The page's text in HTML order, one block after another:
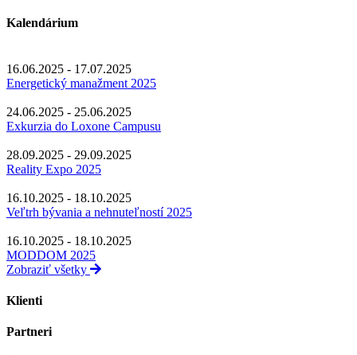
Kalendárium
16.06.2025 - 17.07.2025
Energetický manažment 2025
24.06.2025 - 25.06.2025
Exkurzia do Loxone Campusu
28.09.2025 - 29.09.2025
Reality Expo 2025
16.10.2025 - 18.10.2025
Veľtrh bývania a nehnuteľností 2025
16.10.2025 - 18.10.2025
MODDOM 2025
Zobraziť všetky
Klienti
Partneri